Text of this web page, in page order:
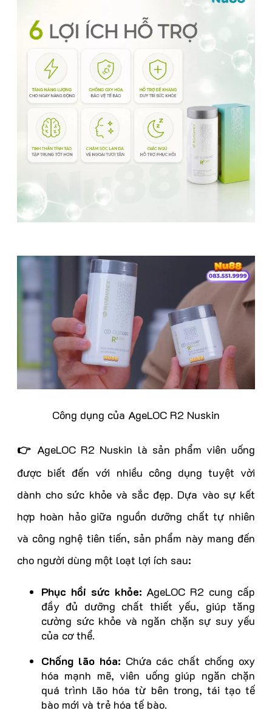
Công dụng của AgeLOC R2 Nuskin
👉 AgeLOC R2 Nuskin là sản phẩm viên uống
được biết đến với nhiều công dụng tuyệt vời
dành cho sức khỏe và sắc đẹp. Dựa vào sự kết
hợp hoàn hảo giữa nguồn dưỡng chất tự nhiên
và công nghệ tiên tiến, sản phẩm này mang đến
cho người dùng một loạt lợi ích sau:
Phục hồi sức khỏe: AgeLOC R2 cung cấp
đầy đủ dưỡng chất thiết yếu, giúp tăng
cường sức khỏe và ngăn chặn sự suy yếu
của cơ thể.
Chống lão hóa: Chứa các chất chống oxy
hóa mạnh mẽ, viên uống giúp ngăn chặn
quá trình lão hóa từ bên trong, tái tạo tế
bào mới và trẻ hóa tế bào.